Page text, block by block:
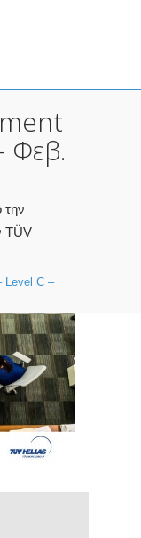
Φεβ.
την
TÜV
Level C –